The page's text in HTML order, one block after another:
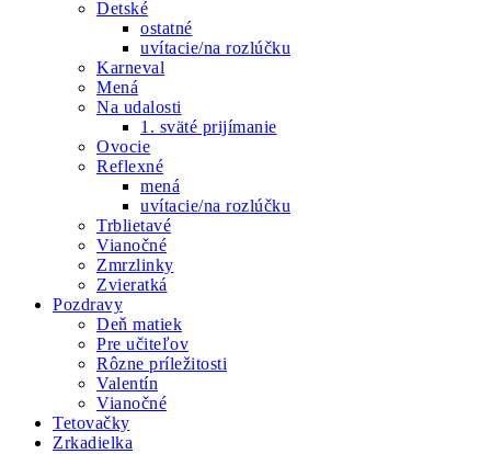
Detské
ostatné
uvítacie/na rozlúčku
Karneval
Mená
Na udalosti
1. sväté prijímanie
Ovocie
Reflexné
mená
uvítacie/na rozlúčku
Trblietavé
Vianočné
Zmrzlinky
Zvieratká
Pozdravy
Deň matiek
Pre učiteľov
Rôzne príležitosti
Valentín
Vianočné
Tetovačky
Zrkadielka